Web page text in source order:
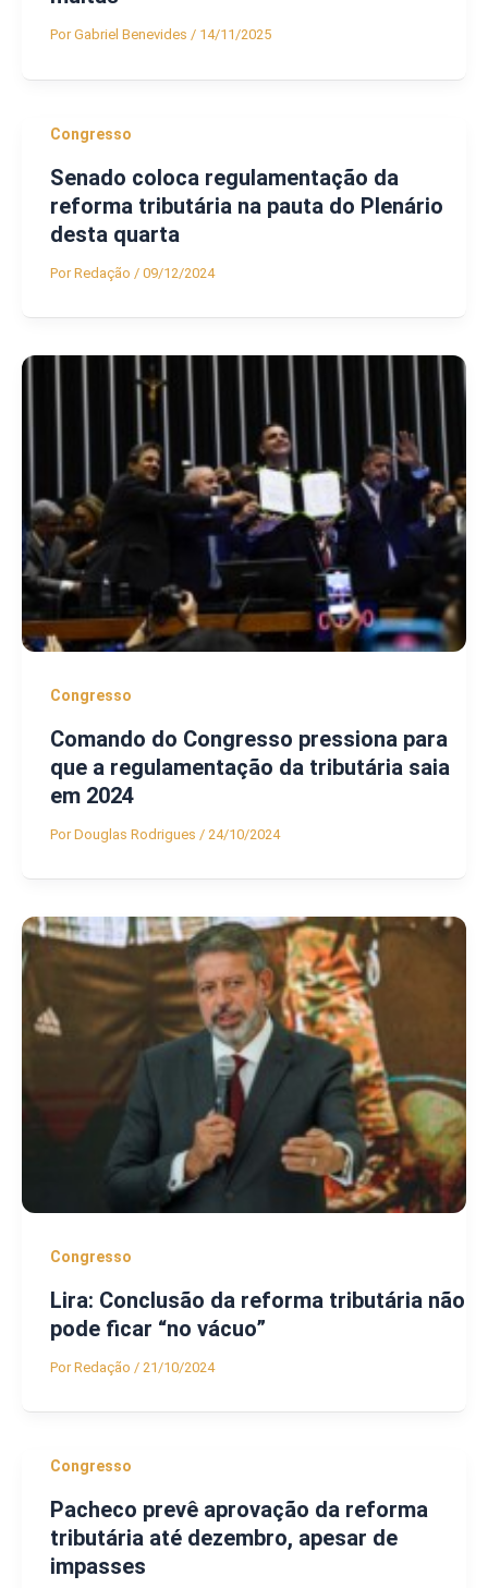
PorGabriel Benevides / 14/11/2025
Congresso
Senado coloca regulamentação da
reforma tributária na pauta do Plenário
desta quarta
PorRedação / 09/12/2024
Congresso
Comando do Congresso pressiona para
que a regulamentação da tributária saia
em 2024
PorDouglas Rodrigues / 24/10/2024
Congresso
Lira: Conclusão da reforma tributária não
pode ficar “no vácuo”
PorRedação / 21/10/2024
Congresso
Pacheco prevê aprovação da reforma
tributária até dezembro, apesar de
impasses